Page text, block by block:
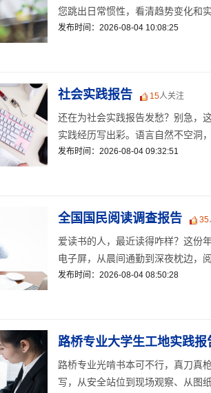
您跳出日常惯性，看清趋势变化和
发布时间：2026-08-04 10:08:25
社会实践报告 15人关注
还在为社会实践报告发愁？别急，
实践经历写出彩。语言自然不空洞
发布时间：2026-08-04 09:32:51
全国国民阅读调查报告 35
爱读书的人，最近读得咋样？这份
电子屏，从晨间通勤到深夜枕边，
发布时间：2026-08-04 08:50:28
路桥专业大学生工地实践报
路桥专业光啃书本可不行，真刀真
写，从安全站位到现场观察、从图